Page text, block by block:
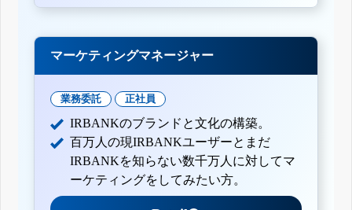
マーケティングマネージャー
業務委託 正社員
IRBANKのブランドと文化の構築。
百万人の現IRBANKユーザーとまだ
IRBANKを知らない数千万人に対してマ
ーケティングをしてみたい方。